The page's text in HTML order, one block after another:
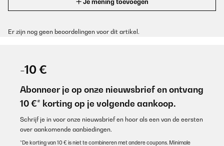
Er zijn nog geen beoordelingen voor dit artikel.
-10 €
Abonneer je op onze nieuwsbrief en ontvang
10 €* korting op je volgende aankoop.
Schrijf je in voor onze nieuwsbrief en hoor als een van de eersten
over aankomende aanbiedingen.
*De korting van 10 € is niet te combineren met andere coupons. Minimale